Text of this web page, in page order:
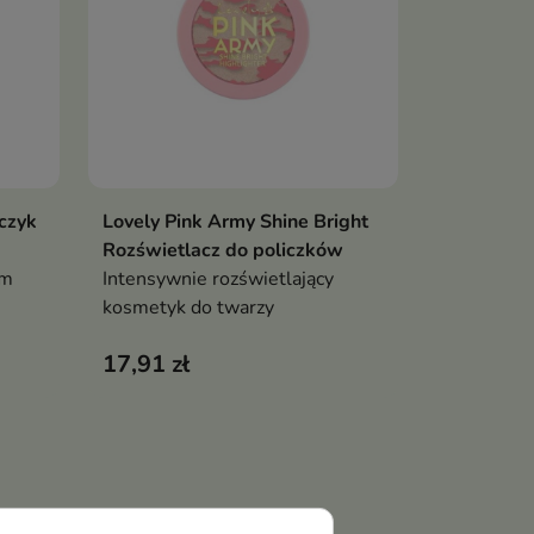
Pokaż szczegóły
Lovely Pink Army Shine Bright
Rozświetlacz do policzków
Intensywnie rozświetlający
kosmetyk do twarzy
17,91 zł